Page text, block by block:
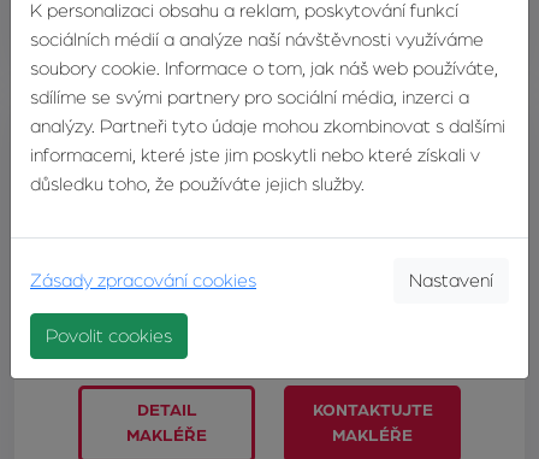
Zobrazit více informací
Marcela Bětáková
E-MAIL:
betakova@zvonek.cz
DETAIL
MAKLÉŘE
KONTAKTUJTE
MAKLÉŘE
K personalizaci obsahu a reklam, poskytování funkcí
sociálních médií a analýze naší návštěvnosti využíváme
soubory cookie. Informace o tom, jak náš web používáte,
sdílíme se svými partnery pro sociální média, inzerci a
analýzy. Partneři tyto údaje mohou zkombinovat s dalšími
informacemi, které jste jim poskytli nebo které získali v
důsledku toho, že používáte jejich služby.
Zásady zpracování cookies Nastavení
Povolit cookies